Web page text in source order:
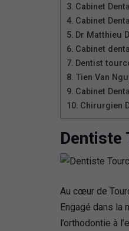
Cabinet
Cabinet
Dr Matthieu
Cabinet
Dentist
Tien Van
Cabinet
Chirurgien
Dentiste
Au cœur de
Engagé dans la
l’orthodontie à